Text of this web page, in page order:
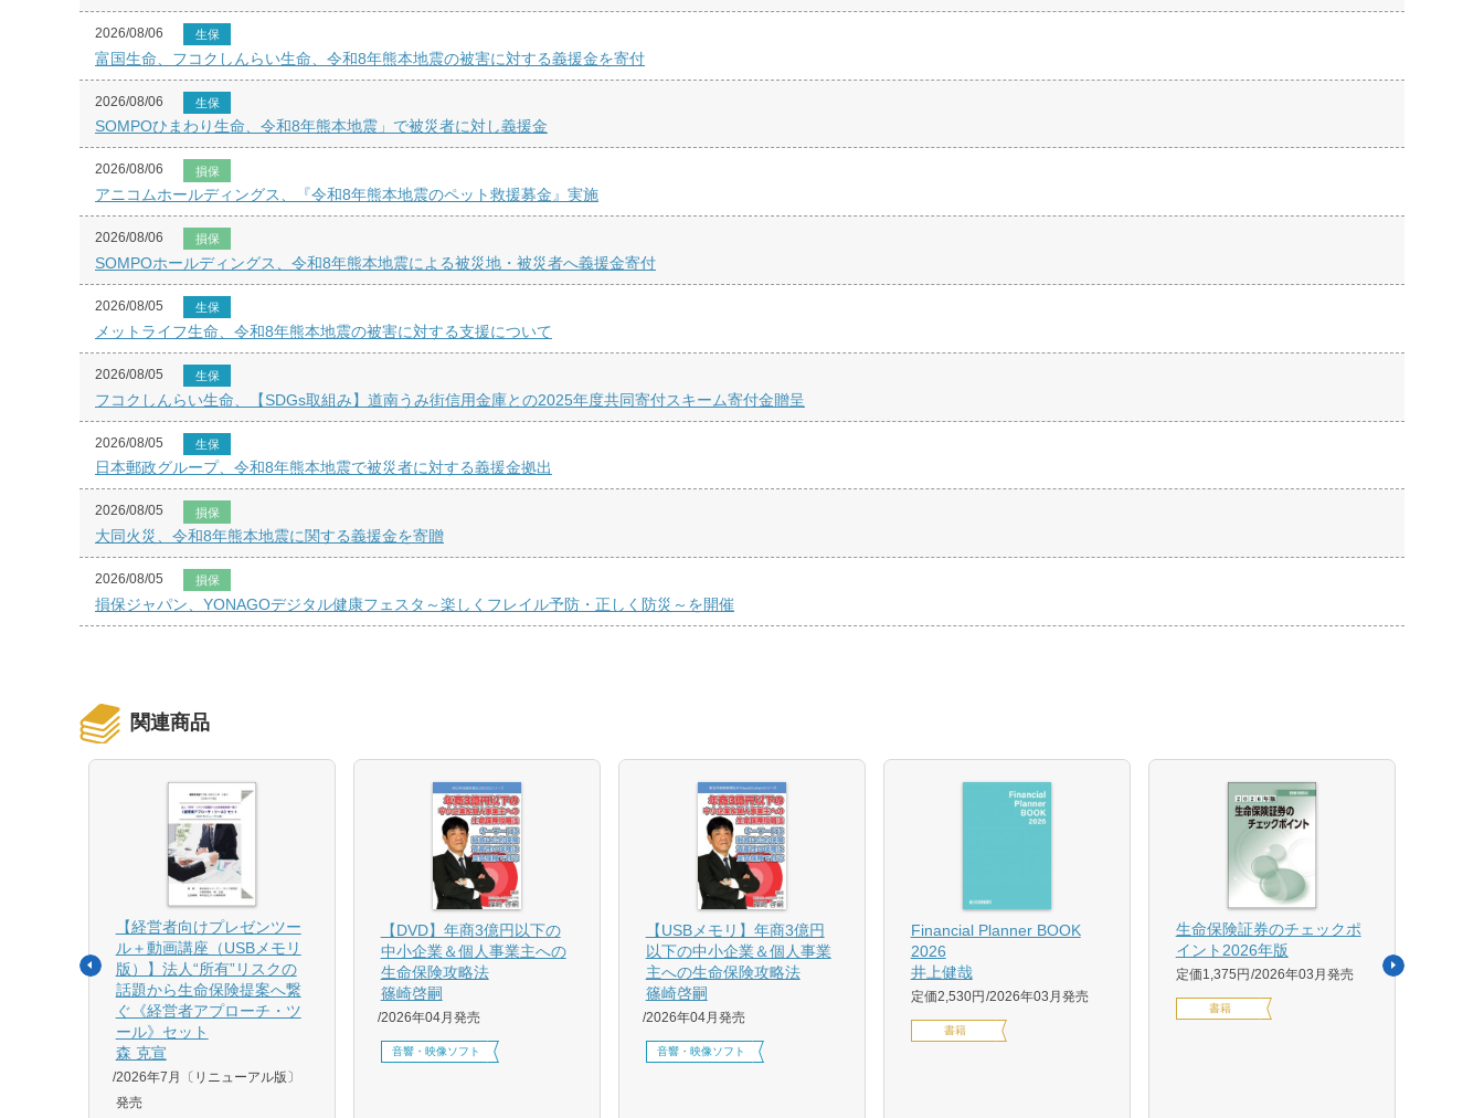
2026/08/06 生保
富国生命、フコクしんらい生命、令和8年熊本地震の被害に対する義援金を寄付
2026/08/06 生保
SOMPOひまわり生命、令和8年熊本地震」で被災者に対し義援金
2026/08/06 損保
アニコムホールディングス、『令和8年熊本地震のペット救援募金』実施
2026/08/06 損保
SOMPOホールディングス、令和8年熊本地震による被災地・被災者へ義援金寄付
2026/08/05 生保
メットライフ生命、令和8年熊本地震の被害に対する支援について
2026/08/05 生保
フコクしんらい生命、【SDGs取組み】道南うみ街信用金庫との2025年度共同寄付スキーム寄付金贈呈
2026/08/05 生保
日本郵政グループ、令和8年熊本地震で被災者に対する義援金拠出
2026/08/05 損保
大同火災、令和8年熊本地震に関する義援金を寄贈
2026/08/05 損保
損保ジャパン、YONAGOデジタル健康フェスタ～楽しくフレイル予防・正しく防災～を開催
関連商品
【経営者向けプレゼンツー
ル＋動画講座（USBメモリ
版）】法人“所有”リスクの
話題から生命保険提案へ繋
ぐ《経営者アプローチ・ツ
ール》セット
森 克宣
2026年7月〔リニューアル版〕
発売
【DVD】年商3億円以下の
中小企業＆個人事業主への
生命保険攻略法
篠崎啓嗣
2026年04月発売
音響・映像ソフト
【USBメモリ】年商3億円
以下の中小企業＆個人事業
主への生命保険攻略法
篠崎啓嗣
2026年04月発売
音響・映像ソフト
Financial Planner BOOK
2026
井上健哉
定価2,530円 2026年03月発売
書籍
生命保険証券のチェックポ
イント2026年版
定価1,375円 2026年03月発売
書籍